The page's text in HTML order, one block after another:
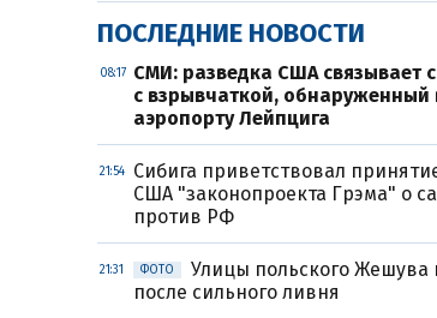
ПОСЛЕДНИЕ НОВОСТИ
08:17
СМИ: разведка США связывает
с взрывчаткой, обнаруженный
аэропорту Лейпцига
21:54
Сибига приветствовал
США "законопроекта Грэма" о
против РФ
21:31 ФОТО
Улицы польского Жешува
после сильного ливня